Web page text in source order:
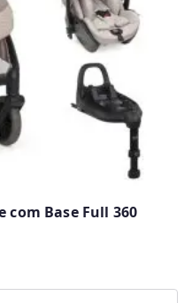
com Base Full 360